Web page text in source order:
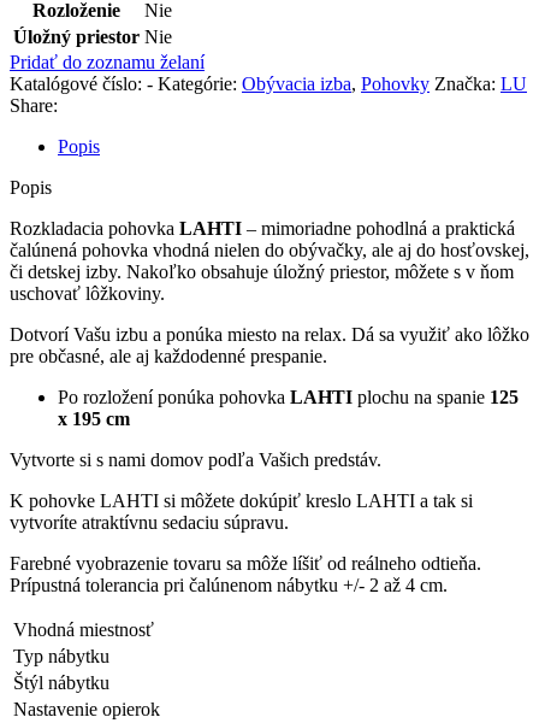
Rozloženie
Nie
Úložný priestor Nie
Pridať do zoznamu želaní
Katalógové číslo: - Kategórie: Obývacia izba, Pohovky Značka: LU
Share:
Popis
Popis
Rozkladacia pohovka LAHTI – mimoriadne pohodlná a praktická
čalúnená pohovka vhodná nielen do obývačky, ale aj do hosťovskej,
či detskej izby. Nakoľko obsahuje úložný priestor, môžete s v ňom
uschovať lôžkoviny.
Dotvorí Vašu izbu a ponúka miesto na relax. Dá sa využiť ako lôžko
pre občasné, ale aj každodenné prespanie.
Po rozložení ponúka pohovka LAHTI plochu na spanie 125
x 195 cm
Vytvorte si s nami domov podľa Vašich predstáv.
K pohovke LAHTI si môžete dokúpiť kreslo LAHTI a tak si
vytvoríte atraktívnu sedaciu súpravu.
Farebné vyobrazenie tovaru sa môže líšiť od reálneho odtieňa.
Prípustná tolerancia pri čalúnenom nábytku +/- 2 až 4 cm.
Vhodná miestnosť
Typ nábytku
Štýl nábytku
Nastavenie opierok